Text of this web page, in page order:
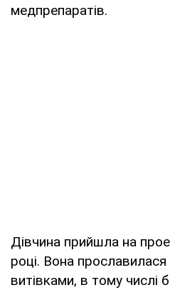
медпрепаратів.
Дівчина прийшла на
році. Вона
витівками, в тому числі